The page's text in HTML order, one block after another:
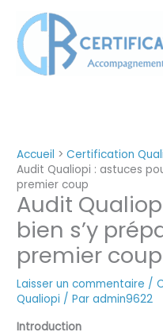
contenu
Accueil
Certification
Audit Qualiopi : astuces
premier coup
Audit
bien s’y
premier coup
Laisser un commentaire /
Qualiopi / Paradmin9622
Introduction